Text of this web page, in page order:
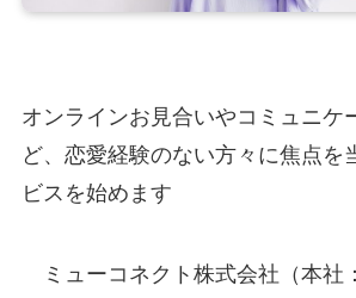
オンラインお見合いやコミュニケ
ど、恋愛経験のない方々に焦点を
ビスを始めます
ミューコネクト株式会社（本社